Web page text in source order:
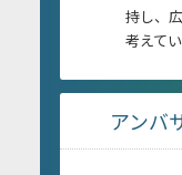
持し、
考えてい
アンバ